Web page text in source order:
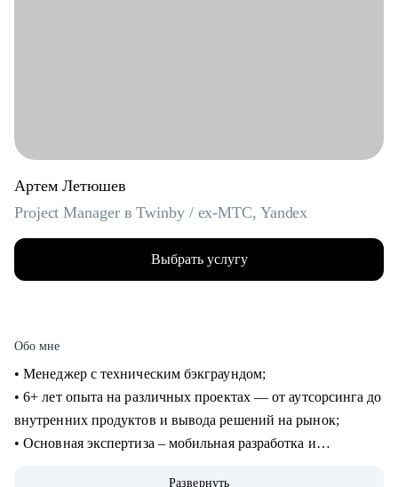
Артем Летюшев
Project Manager в Twinby / ex-MTC, Yandex
Выбрать услугу
Обо мне
• Менеджер с техническим бэкграундом;
• 6+ лет опыта на различных проектах — от аутсорсинга до
внутренних продуктов и вывода решений на рынок;
• Основная экспертиза – мобильная разработка и
Развернуть